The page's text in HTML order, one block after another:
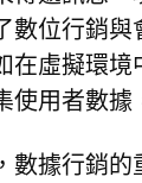
數位行銷
在虛擬環
使用者數據
數據行銷